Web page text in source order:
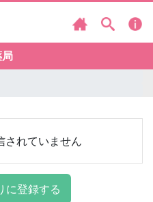
されていません